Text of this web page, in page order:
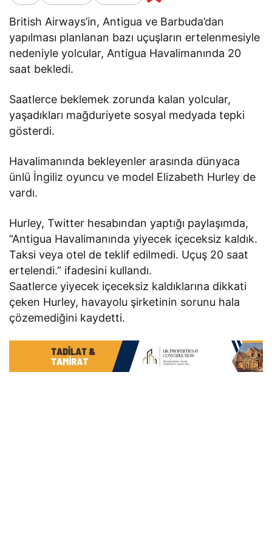
British Airways’in, Antigua ve Barbuda’dan
yapılması planlanan bazı uçuşların ertelenmesiyle
nedeniyle yolcular, Antigua Havalimanında 20
saat bekledi.
Saatlerce beklemek zorunda kalan yolcular,
yaşadıkları mağduriyete sosyal medyada tepki
gösterdi.
Havalimanında bekleyenler arasında dünyaca
ünlü İngiliz oyuncu ve model Elizabeth Hurley de
vardı.
Hurley, Twitter hesabından yaptığı paylaşımda,
“Antigua Havalimanında yiyecek içeceksiz kaldık.
Taksi veya otel de teklif edilmedi. Uçuş 20 saat
ertelendi.” ifadesini kullandı.
Saatlerce yiyecek içeceksiz kaldıklarına dikkati
çeken Hurley, havayolu şirketinin sorunu hala
çözemediğini kaydetti.